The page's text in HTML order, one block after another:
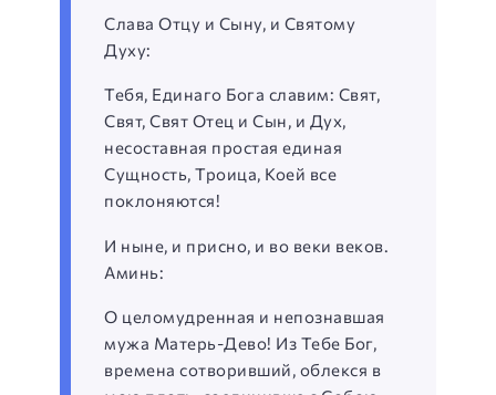
Слава Отцу и Сыну, и Святому
Духу:
Тебя, Единаго Бога славим: Свят,
Свят, Свят Отец и Сын, и Дух,
несоставная простая единая
Сущность, Троица, Коей все
поклоняются!
И ныне, и присно, и во веки веков.
Аминь:
О целомудренная и непознавшая
мужа Матерь-Дево! Из Тебе Бог,
времена сотворивший, облекся в